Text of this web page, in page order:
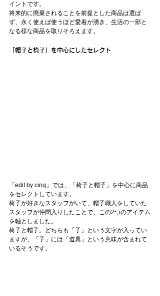
イントです。
将来的に廃棄されることを前提とした商品は選ば
ず、永く使えば使うほど愛着が湧き、生活の一部と
なる様な商品を取りそろえます。
「帽子と椅子」を中心にしたセレクト
「edit by cinq」では、「椅子と帽子」を中心に商品
をセレクトしています。
椅子が好きなスタッフがいて、帽子職人をしていた
スタッフが仲間入りしたことで、この2つのアイテム
を軸としました。
椅子と帽子。どちらも「子」という文字が入ってい
ますが、「子」には「道具」という意味が含まれて
いるそうです。